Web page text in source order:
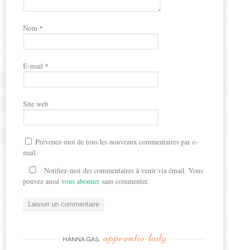
Nom *
E-mail *
Site web
Prévenez-moi de tous les nouveaux commentaires par e-
mail.
Notifiez-moi des commentaires à venir via émail. Vous
pouvez aussivous abonner sans commenter.
HANNA GAS, apprentie-lady